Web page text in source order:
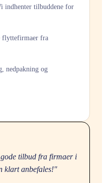
indhenter tilbuddene for
flyttefirmaer fra
nedpakning og
tilbud fra firmaer i
klart anbefales!"